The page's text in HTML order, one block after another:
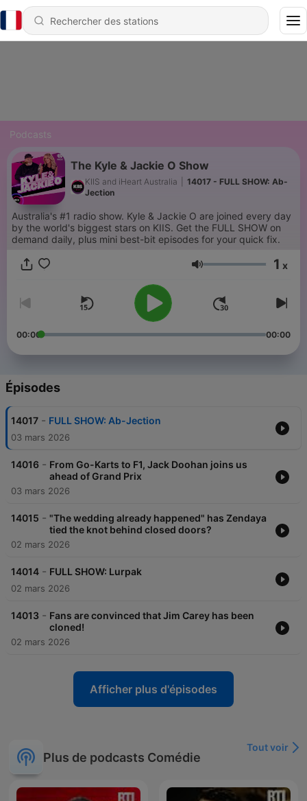
Podcasts
The Kyle & Jackie O Show
KIIS and iHeart Australia
14017 - FULL SHOW: Ab-
Jection
Australia's #1 radio show. Kyle & Jackie O are joined every day
by the world's biggest stars on KIIS. Get the FULL SHOW on
demand daily, plus mini best-bit episodes for your quick fix.
Volume 1 x
00:00 00:00
Épisodes
14017 - FULL SHOW: Ab-Jection
03 mars 2026
14016 - From Go-Karts to F1, Jack Doohan joins us
ahead of Grand Prix
03 mars 2026
14015 - "The wedding already happened" has Zendaya
tied the knot behind closed doors?
02 mars 2026
14014 - FULL SHOW: Lurpak
02 mars 2026
14013 - Fans are convinced that Jim Carey has been
cloned!
02 mars 2026
Afficher plus d'épisodes
Plus de podcasts Comédie
Tout voir